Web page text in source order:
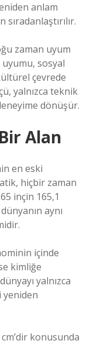
anlam
zaman uyum
sosyal
çevrede
yalnızca teknik
dönüşür.
Alan
en eski
hiçbir zaman
inçin 165,1
aynı
içinde
kimliğe
yalnızca
yeniden
konusunda